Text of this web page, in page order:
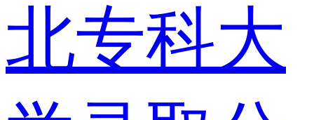
北专科大